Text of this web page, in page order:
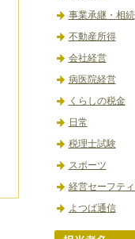
事業承継・相続
不動産所得
会社経営
病医院経営
くらしの税金
日常
税理士試験
スポーツ
経営セーフテ
よつば通信